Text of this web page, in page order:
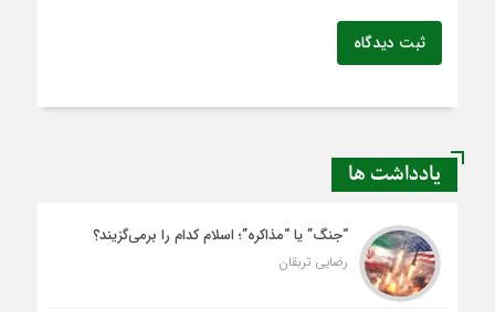
ثبت دیدگاه
یادداشت ها
“جنگ” یا “مذاکره”؛ اسلام کدام را برمی‌گزیند؟
رضایی تربقان